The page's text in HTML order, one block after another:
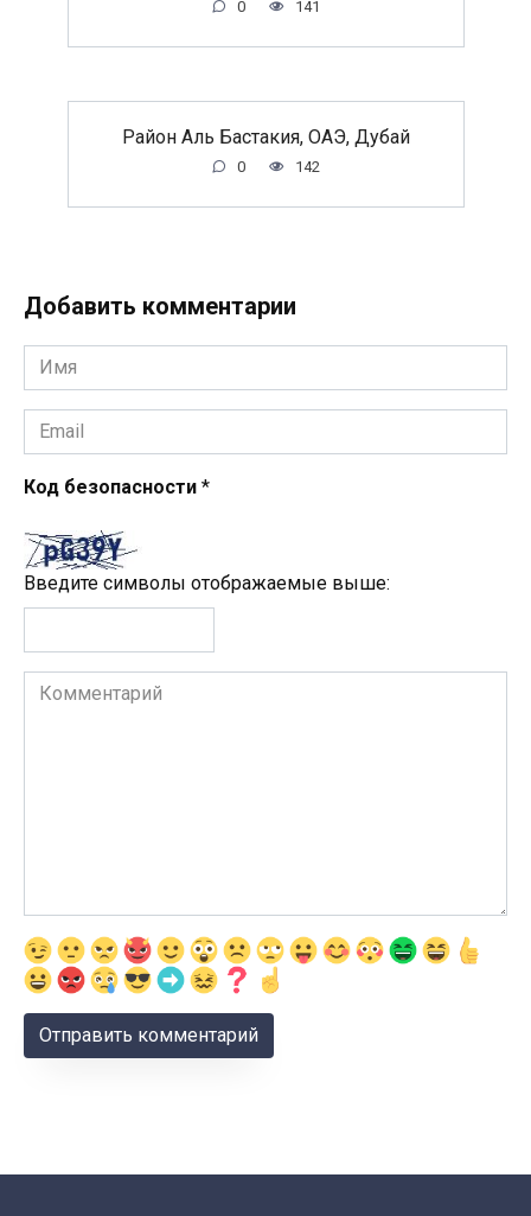
0 141
Район Аль Бастакия, ОАЭ, Дубай
0 142
Добавить комментарии
Имя
*
Email
*
Код безопасности *
Введите символы отображаемые выше:
Комментарий